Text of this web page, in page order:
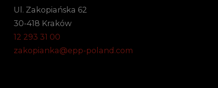
Ul. Zakopiańska 62
30-418 Kraków
12 293 31 00
zakopianka@epp-poland.com